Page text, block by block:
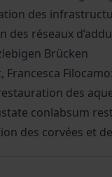
des
des réseaux
Brücken
Francesca
des
conlabsum
des corvées et